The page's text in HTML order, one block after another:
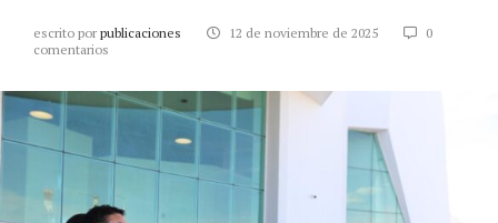
escrito por publicaciones 12 de noviembre de 2025
0
comentarios